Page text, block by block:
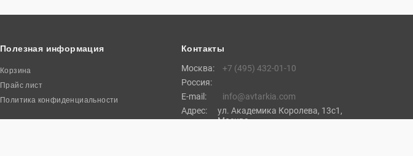
Полезная информация
Корзина
Прайс лист
Политика конфиденциальности
Контакты
Москва:
+7 (495) 432-01-10
Россия:
E-mail:
info@avtarkia.com
Адрес:
ул. Академика Королева, 13с1,
Москва